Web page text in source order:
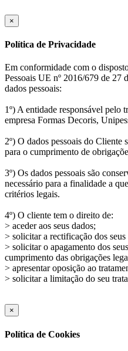
×
Política de Privacidade
Em conformidade com o
Pessoais UE nº 2016/679 de
dados pessoais:
1º) A entidade responsável pelo
empresa Formas Decoris,
2º) O dados pessoais do Cliente
para o cumprimento de
3º) Os dados pessoais são
necessário para a finalidade a
critérios legais.
4º) O cliente tem o direito de:
> aceder aos seus dados;
> solicitar a rectificação dos seus
> solicitar o apagamento dos
cumprimento das obrigações
> apresentar oposição ao
> solicitar a limitação do seu
×
Política de Cookies